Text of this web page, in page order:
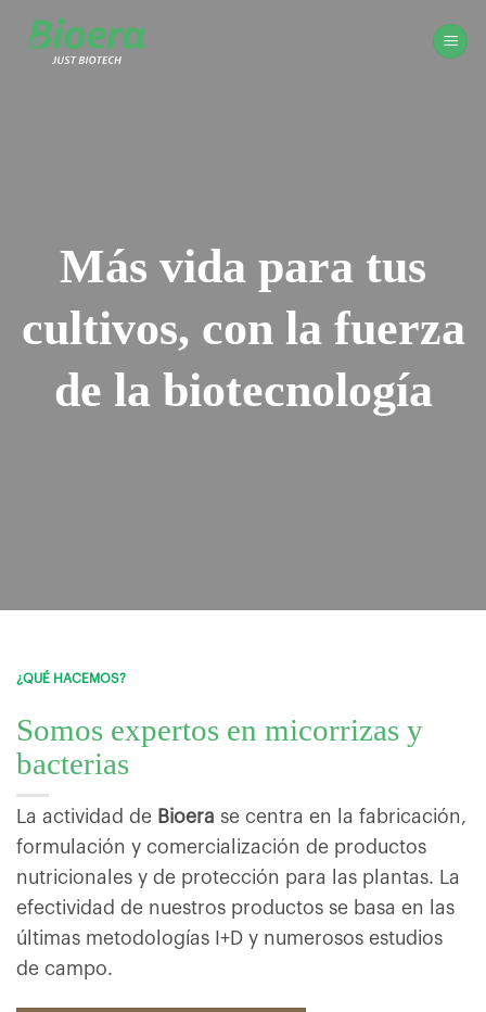
contenido
Más vida para tus
cultivos, con la fuerza
de la biotecnología
¿QUÉ HACEMOS?
Somos expertos en micorrizas y
bacterias
La actividad de Bioera se centra en la fabricación,
formulación y comercialización de productos
nutricionales y de protección para las plantas. La
efectividad de nuestros productos se basa en las
últimas metodologías I+D y numerosos estudios
de campo.